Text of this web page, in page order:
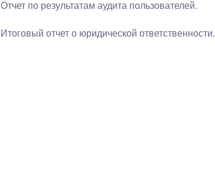
Отчет по результатам аудита пользователей.
Итоговый отчет о юридической ответственности.